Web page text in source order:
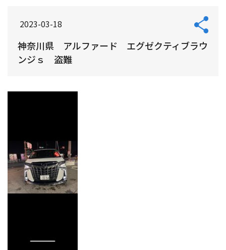
2023-03-18
神奈川県 アルファード エグゼクティブラウ
ンジｓ 盗難